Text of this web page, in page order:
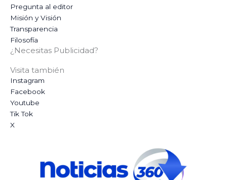
Pregunta al editor
Misión y Visión
Transparencia
Filosofía
¿Necesitas Publicidad?
Visita también
Instagram
Facebook
Youtube
Tik Tok
X